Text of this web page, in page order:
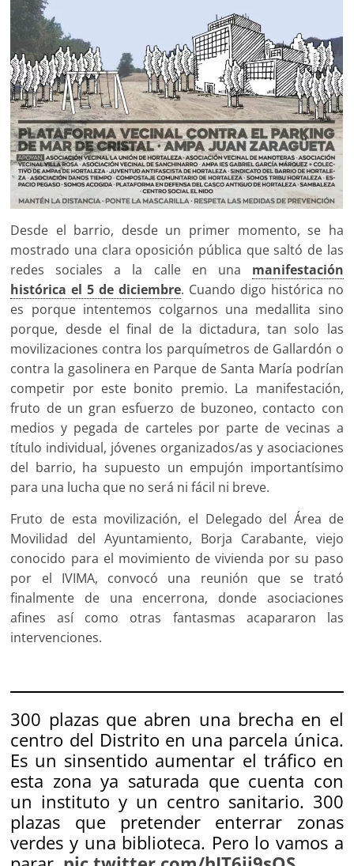
Desde el barrio, desde un primer momento, se ha
mostrado una clara oposición pública que saltó de las
redes sociales a la calle en una manifestación
histórica el 5 de diciembre. Cuando digo histórica no
es porque intentemos colgarnos una medallita sino
porque, desde el final de la dictadura, tan solo las
movilizaciones contra los parquímetros de Gallardón o
contra la gasolinera en Parque de Santa María podrían
competir por este bonito premio. La manifestación,
fruto de un gran esfuerzo de buzoneo, contacto con
medios y pegada de carteles por parte de vecinas a
título individual, jóvenes organizados/as y asociaciones
del barrio, ha supuesto un empujón importantísimo
para una lucha que no será ni fácil ni breve.
Fruto de esta movilización, el Delegado del Área de
Movilidad del Ayuntamiento, Borja Carabante, viejo
conocido para el movimiento de vivienda por su paso
por el IVIMA, convocó una reunión que se trató
finalmente de una encerrona, donde asociaciones
afines así como otras fantasmas acapararon las
intervenciones.
300 plazas que abren una brecha en el
centro del Distrito en una parcela única.
Es un sinsentido aumentar el tráfico en
esta zona ya saturada que cuenta con
un instituto y un centro sanitario. 300
plazas que pretender enterrar zonas
verdes y una biblioteca. Pero lo vamos a